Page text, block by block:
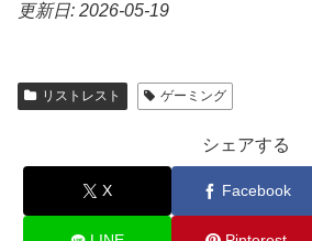
更新日: 2026-05-19
リストレスト ゲーミング
シェアする
X Facebook